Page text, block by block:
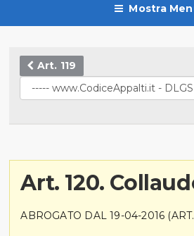
Mostra
Art. 119
Art. 120.
ABROGATO DAL 19-04-2016